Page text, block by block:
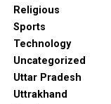
Religious
Sports
Technology
Uncategorized
Uttar Pradesh
Uttrakhand